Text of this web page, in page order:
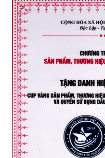
LƯỚI HÀNG
LƯỚI NUÔI